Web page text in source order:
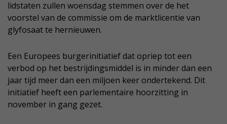
lidstaten zullen woensdag stemmen over de het
voorstel van de commissie om de marktlicentie van
glyfosaat te hernieuwen.
Een Europees burgerinitiatief dat opriep tot een
verbod op het bestrijdingsmiddel is in minder dan een
jaar tijd meer dan een miljoen keer ondertekend. Dit
initiatief heeft een parlementaire hoorzitting in
november in gang gezet.